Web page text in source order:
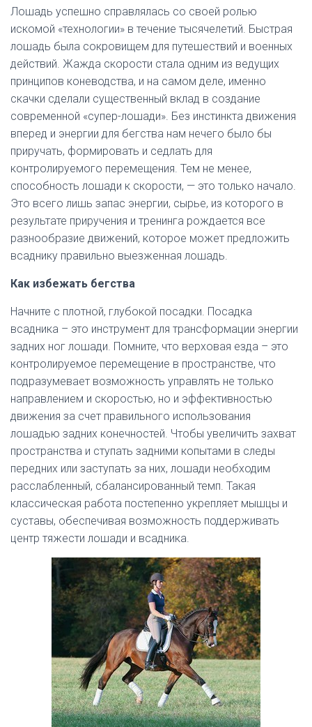
Лошадь успешно справлялась со своей ролью
искомой «технологии» в течение тысячелетий. Быстрая
лошадь была сокровищем для путешествий и военных
действий. Жажда скорости стала одним из ведущих
принципов коневодства, и на самом деле, именно
скачки сделали существенный вклад в создание
современной «супер-лошади». Без инстинкта движения
вперед и энергии для бегства нам нечего было бы
приручать, формировать и седлать для
контролируемого перемещения. Тем не менее,
способность лошади к скорости, — это только начало.
Это всего лишь запас энергии, сырье, из которого в
результате приручения и тренинга рождается все
разнообразие движений, которое может предложить
всаднику правильно выезженная лошадь.
Как избежать бегства
Начните с плотной, глубокой посадки. Посадка
всадника – это инструмент для трансформации энергии
задних ног лошади. Помните, что верховая езда – это
контролируемое перемещение в пространстве, что
подразумевает возможность управлять не только
направлением и скоростью, но и эффективностью
движения за счет правильного использования
лошадью задних конечностей. Чтобы увеличить захват
пространства и ступать задними копытами в следы
передних или заступать за них, лошади необходим
расслабленный, сбалансированный темп. Такая
классическая работа постепенно укрепляет мышцы и
суставы, обеспечивая возможность поддерживать
центр тяжести лошади и всадника.